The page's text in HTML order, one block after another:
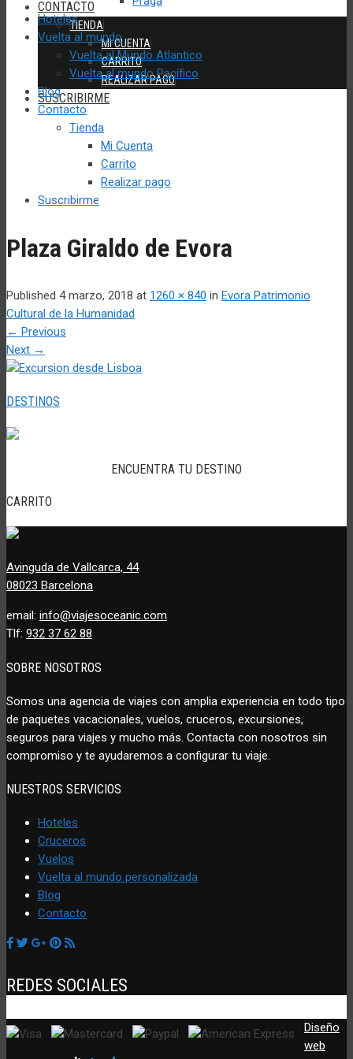
CONTACTO
TIENDA
MI CUENTA
CARRITO
REALIZAR PAGO
SUSCRIBIRME
Hoteles
Vuelta al mundo
Vuelta al Mundo Atlantico
Vuelta al mundo Pacífico
Blog
Contacto
Tienda
Mi Cuenta
Carrito
Realizar pago
Suscribirme
Plaza Giraldo de Evora
Published 4 marzo, 2018 at 1260 × 840 in Evora Patrimonio
Cultural de la Humanidad
← Previous
Next →
DESTINOS
ENCUENTRA TU DESTINO
CARRITO
Avinguda de Vallcarca, 44
08023 Barcelona
email: info@viajesoceanic.com
Tlf: 932 37 62 88
SOBRE NOSOTROS
Somos una agencia de viajes con amplia experiencia en todo tipo
de paquetes vacacionales, vuelos, cruceros, excursiones,
seguros para viajes y mucho más. Contacta con nosotros sin
compromiso y te ayudaremos a configurar tu viaje.
NUESTROS SERVICIOS
Hoteles
Cruceros
Vuelos
Vuelta al mundo personalizada
Blog
Contacto
REDES SOCIALES
Diseño
web